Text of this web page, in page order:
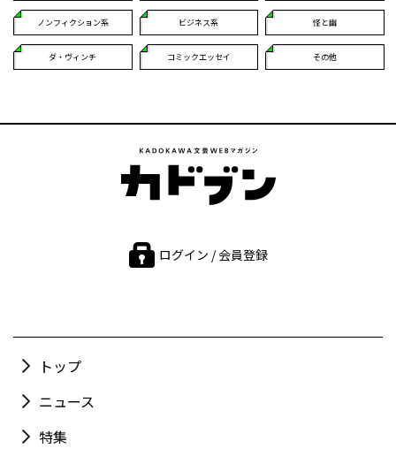
ノンフィクション系 ビジネス系 怪と幽
ダ・ヴィンチ コミックエッセイ その他
ログイン / 会員登録
トップ
ニュース
特集